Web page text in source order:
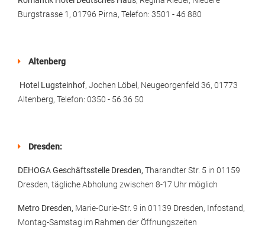
Burgstrasse 1, 01796 Pirna, Telefon: 3501 - 46 880
Altenberg
Hotel Lugsteinhof, Jochen Löbel, Neugeorgenfeld 36, 01773
Altenberg, Telefon: 0350 - 56 36 50
Dresden:
DEHOGA Geschäftsstelle Dresden, Tharandter Str. 5 in 01159
Dresden, tägliche Abholung zwischen 8-17 Uhr möglich
Metro Dresden, Marie-Curie-Str. 9 in 01139 Dresden, Infostand,
Montag-Samstag im Rahmen der Öffnungszeiten